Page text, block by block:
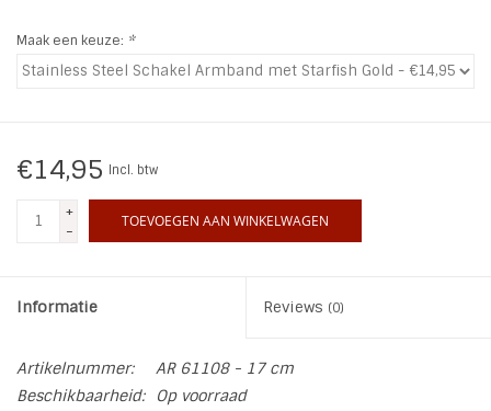
Blog
Maak een keuze: *
€14,95 Incl. btw
+
-
TOEVOEGEN AAN WINKELWAGEN
Informatie Reviews (0)
Artikelnummer:
AR 61108 - 17 cm
Beschikbaarheid:
Op voorraad